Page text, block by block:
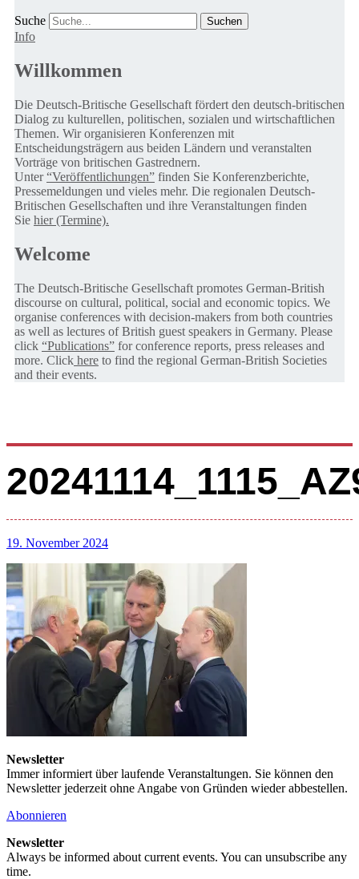
Suche
Info
Willkommen
Die Deutsch-Britische Gesellschaft fördert den deutsch-britischen
Dialog zu kulturellen, politischen, sozialen und wirtschaftlichen
Themen. Wir organisieren Konferenzen mit
Entscheidungsträgern aus beiden Ländern und veranstalten
Vorträge von britischen Gastrednern.
Unter“Veröffentlichungen” finden Sie Konferenzberichte,
Pressemeldungen und vieles mehr. Die regionalen Deutsch-
Britischen Gesellschaften und ihre Veranstaltungen finden
Sie hier (Termine).
Welcome
The Deutsch-Britische Gesellschaft promotes German-British
discourse on cultural, political, social and economic topics. We
organise conferences with decision-makers from both countries
as well as lectures of British guest speakers in Germany. Please
click “Publications” for conference reports, press releases and
more. Click here to find the regional German-British Societies
and their events.
19. November 2024
Newsletter
Immer informiert über laufende Veranstaltungen. Sie können den
Newsletter jederzeit ohne Angabe von Gründen wieder abbestellen.
Abonnieren
Newsletter
Always be informed about current events. You can unsubscribe any
time.